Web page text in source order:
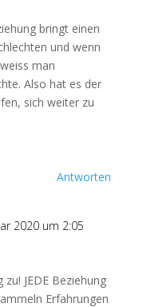
bringt einen
und wenn
man
Also hat es der
sich weiter zu
Antworten
2020 um 2:05
JEDE Beziehung
Erfahrungen